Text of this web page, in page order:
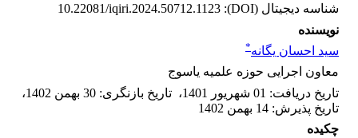
شناسه دیجیتال (DOI):
10.22081/iqiri.2024.50712.1123
نویسنده
سید احسان یگانه*
معاون اجرایی حوزه علمیه یاسوج
تاریخ دریافت: 01 شهریور 1401 ، تاریخ بازنگری: 30 بهمن 1402
،
تاریخ پذیرش: 14 بهمن 1402
چکیده